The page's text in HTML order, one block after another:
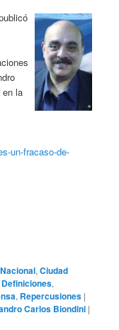
en la
un-fracaso-de-
,Ciudad
Definiciones,
, Repercusiones |
Carlos Biondini |